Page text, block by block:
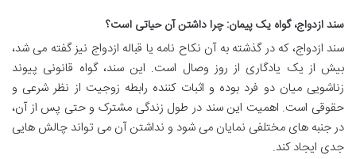
سند ازدواج، گواه یک پیمان: چرا داشتن آن حیاتی است؟
سند ازدواج، که در گذشته به آن نکاح نامه یا قباله ازدواج نیز گفته می شد،
بیش از یک یادگاری از روز وصال است. این سند، گواه قانونی پیوند
زناشویی میان دو فرد بوده و اثبات کننده رابطه زوجیت از نظر شرعی و
حقوقی است. اهمیت این سند در طول زندگی مشترک و حتی پس از آن،
در جنبه های مختلفی نمایان می شود و نداشتن آن می تواند چالش هایی
جدی ایجاد کند.